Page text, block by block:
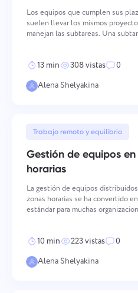
Los equipos que cumplen sus
suelen llevar los mismos
manejan las subtareas. Una
13 min 308 vistas
0
Alena Shelyakina
Trabajo remoto y equilibrio
Gestión de equipos
horarias
La gestión de equipos
zonas horarias se ha convertido
estándar para muchas
10 min 223 vistas
0
Alena Shelyakina